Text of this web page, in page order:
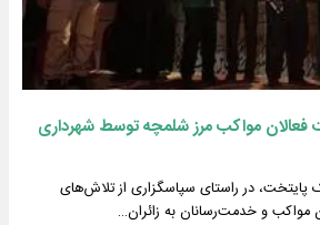
فعالان مواکب مرز شلمچه توسط شهرداری
در راستای سپاسگزاری از تلاش‌های
مواکب و خدمت‌رسانان به زائران…